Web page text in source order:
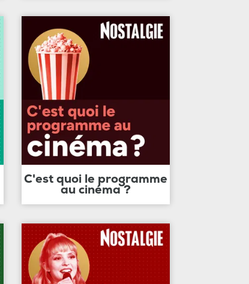
C'est quoi le programme
au cinéma ?